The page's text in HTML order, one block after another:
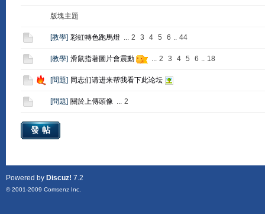
版塊主題
[教學] 彩虹轉色跑馬燈 ... 2 3 4 5 6 .. 44
[教學] 滑鼠指著圖片會震動 ... 2 3 4 5 6 .. 18
[問題] 同志们请进来帮我看下此论坛
[問題] 關於上傳頭像 ... 2
發帖
Powered by Discuz! 7.2
© 2001-2009 Comsenz Inc.